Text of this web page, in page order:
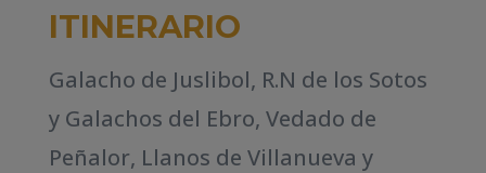
ITINERARIO
Galacho de Juslibol, R.N de los Sotos
y Galachos del Ebro, Vedado de
Peñalor, Llanos de Villanueva y